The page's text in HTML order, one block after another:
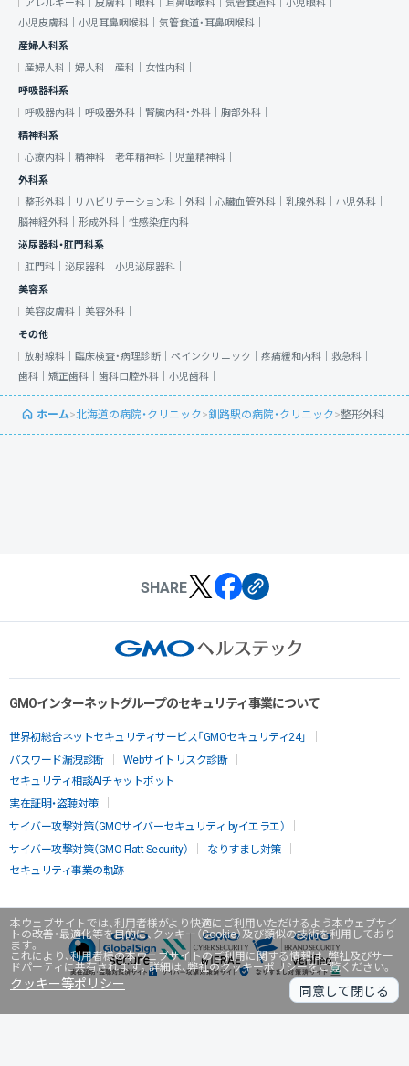
本ウェブサイトでは、利用者様がより快適にご利用いただけるよう本ウェブサイ
トの改善・最適化等を目的に、クッキー（Cookie）及び類似の技術を利用しており
ます。
これにより、利用者様の本ウェブサイトのご利用に関する情報は、弊社及びサー
ドパーティに共有されます。詳細は、弊社のクッキーポリシーをご覧ください。
クッキー等ポリシー 同意して閉じる
アレルギー科｜ 皮膚科｜ 眼科｜ 耳鼻咽喉科｜ 気管食道科｜ 小児眼科｜
小児皮膚科｜ 小児耳鼻咽喉科｜ 気管食道・耳鼻咽喉科｜
産婦人科系
産婦人科｜ 婦人科｜ 産科｜ 女性内科｜
呼吸器科系
呼吸器内科｜ 呼吸器外科｜ 腎臓内科・外科｜ 胸部外科｜
精神科系
心療内科｜ 精神科｜ 老年精神科｜ 児童精神科｜
外科系
整形外科｜
リハビリテーション科｜ 外科｜ 心臓血管外科｜ 乳腺外科｜ 小児外科｜
脳神経外科｜ 形成外科｜ 性感染症内科｜
泌尿器科・肛門科系
肛門科｜ 泌尿器科｜ 小児泌尿器科｜
美容系
美容皮膚科｜ 美容外科｜
その他
放射線科｜ 臨床検査・病理診断｜ ペインクリニック｜ 疼痛緩和内科｜ 救急科｜
歯科｜ 矯正歯科｜ 歯科口腔外科｜ 小児歯科｜
ホーム>北海道の病院・クリニック>釧路駅の病院・クリニック>整形外科
SHARE
GMOインターネットグループのセキュリティ事業について
世界初総合ネットセキュリティサービス「GMOセキュリティ24」
パスワード漏洩診断
Webサイトリスク診断
セキュリティ相談AIチャットボット
実在証明・盗聴対策
サイバー攻撃対策（GMOサイバーセキュリティ byイエラエ）
サイバー攻撃対策（GMO Flatt Security）
なりすまし対策
セキュリティ事業の軌跡